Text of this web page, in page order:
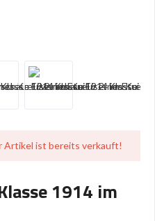
Artikel ist bereits verkauft!
1914 im